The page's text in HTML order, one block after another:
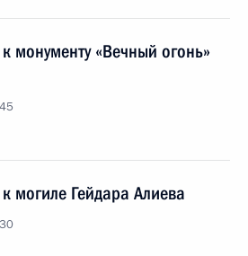
монументу «Вечный огонь»
могиле Гейдара Алиева